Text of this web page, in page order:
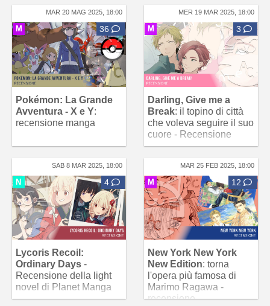
MAR 20 MAG 2025, 18:00
M 36
Pokémon: La Grande
Avventura - X e Y:
recensione manga
MER 19 MAR 2025, 18:00
M 3
Darling, Give me a
Break: il topino di città
che voleva seguire il suo
cuore - Recensione
SAB 8 MAR 2025, 18:00
N 4
Lycoris Recoil:
Ordinary Days -
Recensione della light
novel di Planet Manga
MAR 25 FEB 2025, 18:00
M 12
New York New York
New Edition: torna
l'opera più famosa di
Marimo Ragawa -
recensione